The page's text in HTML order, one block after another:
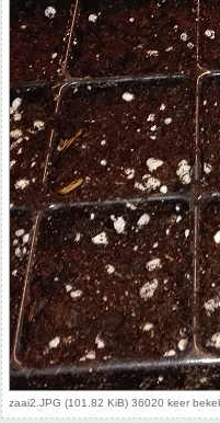
zaai2.JPG (101.82 KiB) 36020 keer